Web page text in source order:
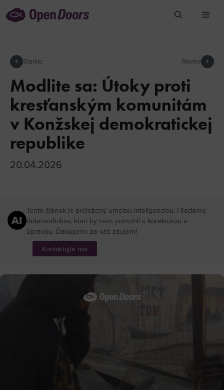
Preskočiť
na
arrow_left Staršie Novšie arrow_right
Modlite sa: Útoky proti
kresťanským komunitám
v Konžskej demokratickej
republike
20.04.2026
Tento článok je preložený umelou inteligenciou. Hľadáme
dobrovoľníkov, ktorí by nám pomohli s korektúrou a
úpravou. Ďakujeme za váš záujem!
Kontaktujte nás